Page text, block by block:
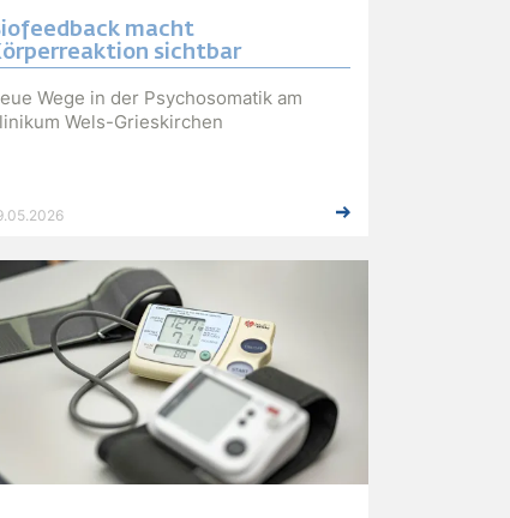
macht
sichtbar
Wege in der Psychosomatik am
Wels-Grieskirchen